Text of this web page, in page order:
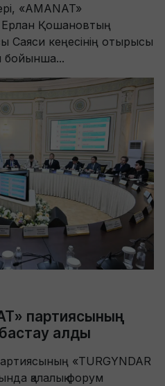
«AMANAT»
Қошановтың
Саяси кеңесінің отырысы
бойынша...
партиясының
алды
«TURGYNDAR
қалалық форум